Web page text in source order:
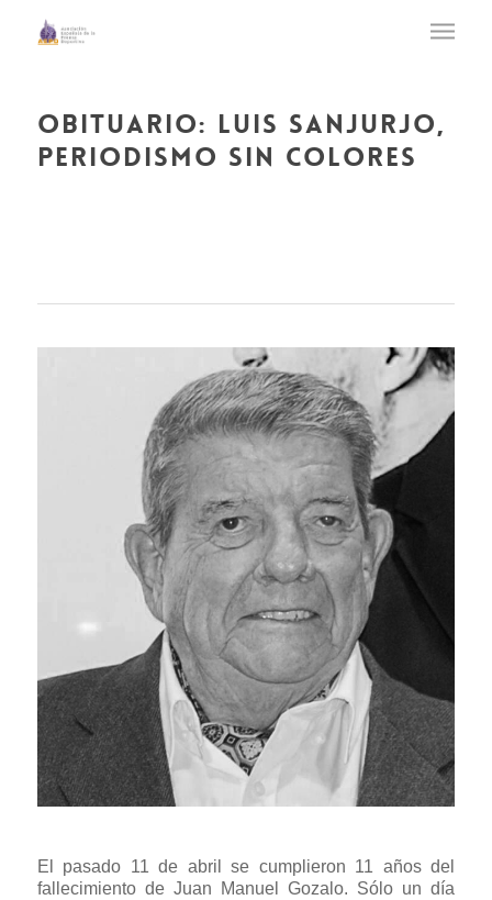
obituario: luis sanjurjo,
periodismo sin colores
El pasado 11 de abril se cumplieron 11 años del
fallecimiento de Juan Manuel Gozalo. Sólo un día